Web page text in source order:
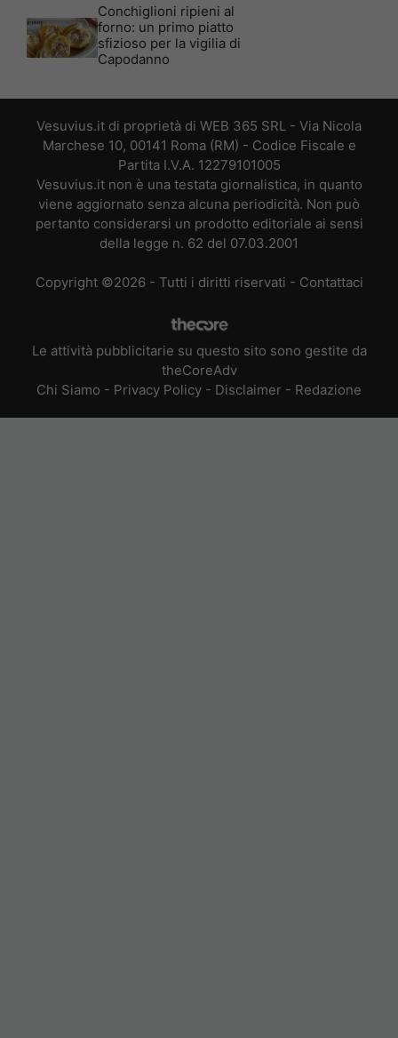
Conchiglioni ripieni al
forno: un primo piatto
sfizioso per la vigilia di
Capodanno
Vesuvius.it di proprietà di WEB 365 SRL - Via Nicola
Marchese 10, 00141 Roma (RM) - Codice Fiscale e
Partita I.V.A. 12279101005
Vesuvius.it non è una testata giornalistica, in quanto
viene aggiornato senza alcuna periodicità. Non può
pertanto considerarsi un prodotto editoriale ai sensi
della legge n. 62 del 07.03.2001
Copyright ©2026 - Tutti i diritti riservati - Contattaci
Le attività pubblicitarie su questo sito sono gestite da
theCoreAdv
Chi Siamo - Privacy Policy - Disclaimer - Redazione